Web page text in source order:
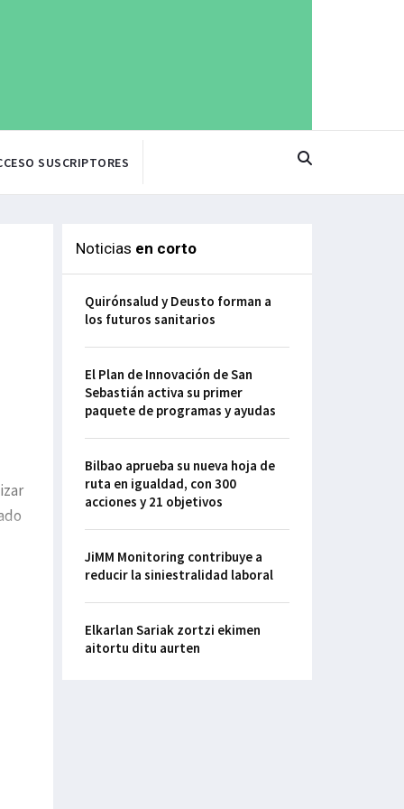
SUSCRIPTORES
Noticias en corto
Quirónsalud y Deusto forman a
los futuros sanitarios
El Plan de Innovación de San
Sebastián activa su primer
paquete de programas y ayudas
Bilbao aprueba su nueva hoja de
ruta en igualdad, con 300
acciones y 21 objetivos
JiMM Monitoring contribuye a
reducir la siniestralidad laboral
Elkarlan Sariak zortzi ekimen
aitortu ditu aurten